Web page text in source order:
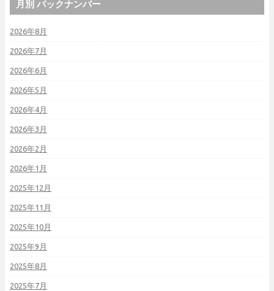
月別 バックナンバー
2026年8月
2026年7月
2026年6月
2026年5月
2026年4月
2026年3月
2026年2月
2026年1月
2025年12月
2025年11月
2025年10月
2025年9月
2025年8月
2025年7月